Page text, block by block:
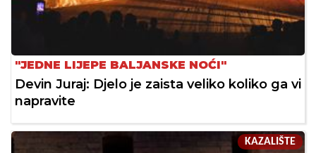
"JEDNE LIJEPE BALJANSKE NOĆI"
Devin Juraj: Djelo je zaista veliko koliko ga vi
napravite
KAZALIŠTE